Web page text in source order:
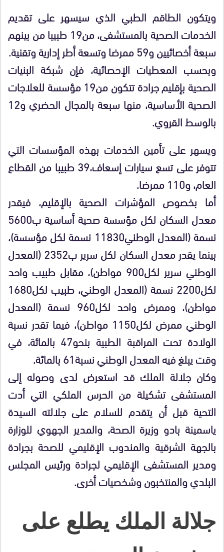
ويتكون الطاقم الطبي الذي سيسهر على تقديم
الخدمات الصحية بالمستشفى، من19 طبيبا من بينهم
سبعة أخصائيين و59 ممرضا وتسعة أطر إدارية وتقنية.
وبحسب المعطيات الإحصائية، فإن شبكة البنيات
الصحية بإقليم جرادة تتكون من19 مؤسسة للعلاجات
الصحية الأساسية، منها سبعة بالمجال الحضري و12
بالوسط القروي.
ويسهر على تأمين الخدمات بهذه المؤسسات التي
تتوفر على تسع سيارات إسعاف،39 طبيبا من القطاع
العام، و110 ممرضا.
أما بخصوص المؤشرات الصحية بالإقليم، فيقدر
معدل السكان لكل مؤسسة صحية أساسية ب5600
نسمة (المعدل الوطني11830 نسمة لكل مؤسسة)،
بينما يقدر معدل السكان لكل سرير ب2352 (المعدل
الوطني سرير لكل900 مواطن)، مقابل طبيب واحد
لكل2200 نسمة (المعدل الوطني، طبيب لكل1680
مواطن)، وممرض واحد لكل960 نسمة (المعدل
الوطني ممرض لكل1150 مواطن)، فيما تقدر نسبة
الولادة تحت المراقبة الطبية بنحو47 بالمائة، في
وقت يبلغ فيه المعدل الوطني نسبة61 بالمائة.
وكان جلالة الملك قد استعرض لدى وصوله إلى
المستشفى تشكيلة من الحرس الملكي التي أدت
التحية قبل أن يتقدم للسلام على جلالته السيدة
ياسمينة بادو وزيرة الصحة، والمدير الجهوي للوزارة
بالجهة الشرقية والمندوب الإقليمي للصحة بجرادة
ومدير المستشفى الإقليمي لجرادة ورئيس المجلس
البلدي والمنتخبون وشخصيات أخرى.
جلالة الملك يطلع على